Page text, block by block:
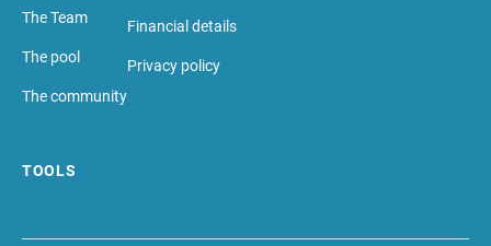
The Team
The pool
The community
Financial details
Privacy policy
TOOLS